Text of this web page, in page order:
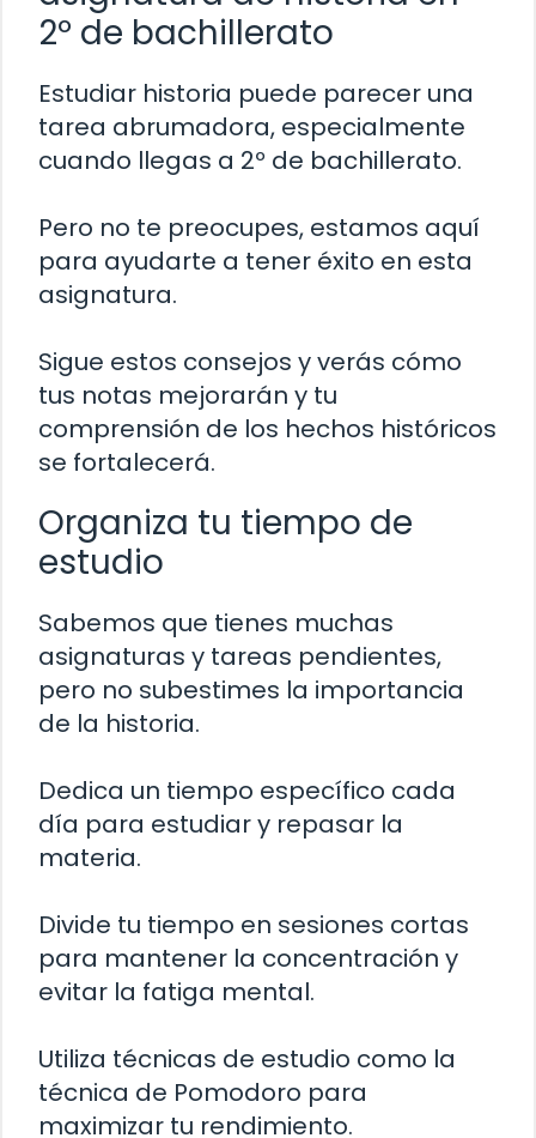
2º de bachillerato
Estudiar historia puede parecer una
tarea abrumadora, especialmente
cuando llegas a 2º de bachillerato.
Pero no te preocupes, estamos aquí
para ayudarte a tener éxito en esta
asignatura.
Sigue estos consejos y verás cómo
tus notas mejorarán y tu
comprensión de los hechos históricos
se fortalecerá.
Organiza tu tiempo de
estudio
Sabemos que tienes muchas
asignaturas y tareas pendientes,
pero no subestimes la importancia
de la historia.
Dedica un tiempo específico cada
día para estudiar y repasar la
materia.
Divide tu tiempo en sesiones cortas
para mantener la concentración y
evitar la fatiga mental.
Utiliza técnicas de estudio como la
técnica de Pomodoro para
maximizar tu rendimiento.